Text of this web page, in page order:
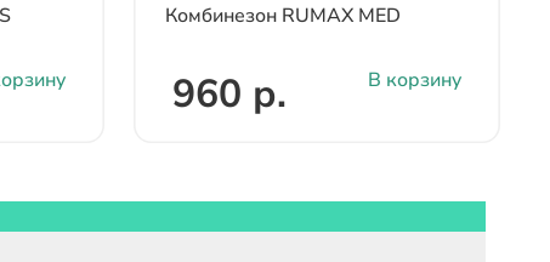
Комбинезон RUMAX MED
960 р. В корзину